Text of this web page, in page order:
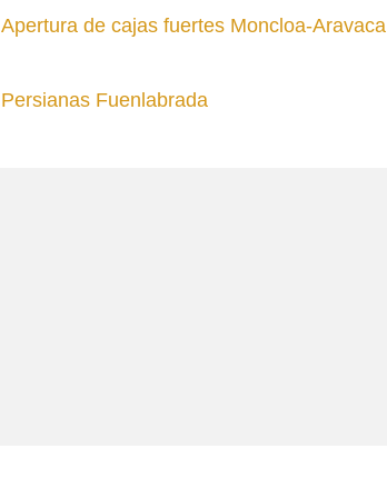
Apertura de cajas fuertes Moncloa-Aravaca
Persianas Fuenlabrada